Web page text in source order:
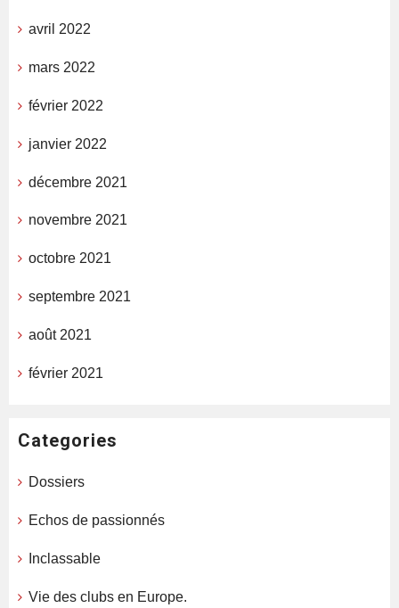
avril 2022
mars 2022
février 2022
janvier 2022
décembre 2021
novembre 2021
octobre 2021
septembre 2021
août 2021
février 2021
Categories
Dossiers
Echos de passionnés
Inclassable
Vie des clubs en Europe.